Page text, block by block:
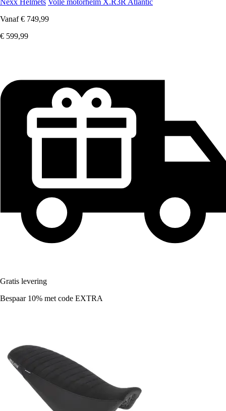
Vanaf € 749,99
€ 599,99
Gratis levering
Bespaar 10% met code EXTRA